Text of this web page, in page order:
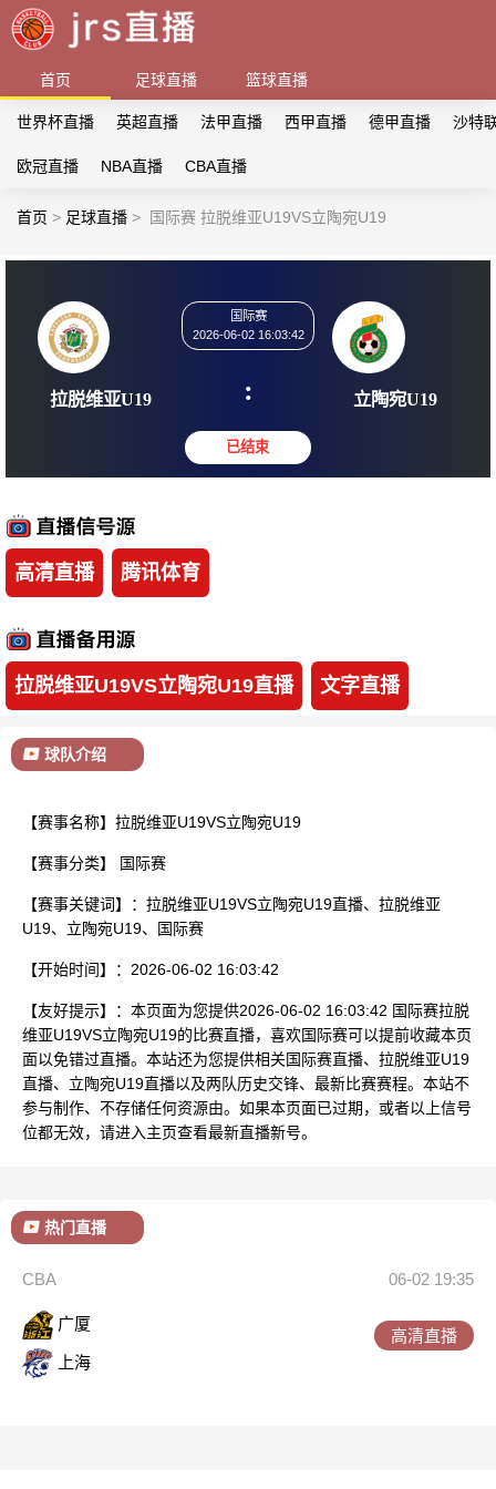
首页 足球直播 篮球直播
世界杯直播 英超直播 法甲直播 西甲直播 德甲直播 沙特
欧冠直播 NBA直播 CBA直播
首页 > 足球直播 > 国际赛 拉脱维亚U19VS立陶宛U19
2026-06-02 16:03:42
:
高清直播 腾讯体育
拉脱维亚U19VS立陶宛U19直播 文字直播
球队介绍
【赛事名称】拉脱维亚U19VS立陶宛U19
【赛事分类】 国际赛
【赛事关键词】：拉脱维亚U19VS立陶宛U19直播、拉脱维亚
U19、立陶宛U19、国际赛
【开始时间】：2026-06-02 16:03:42
【友好提示】：本页面为您提供2026-06-02 16:03:42 国际赛拉脱
维亚U19VS立陶宛U19的比赛直播，喜欢国际赛可以提前收藏本页
面以免错过直播。本站还为您提供相关国际赛直播、拉脱维亚U19
直播、立陶宛U19直播以及两队历史交锋、最新比赛赛程。本站不
参与制作、不存储任何资源由。如果本页面已过期，或者以上信号
位都无效，请进入主页查看最新直播新号。
热门直播
CBA 06-02 19:35
广厦
上海
高清直播